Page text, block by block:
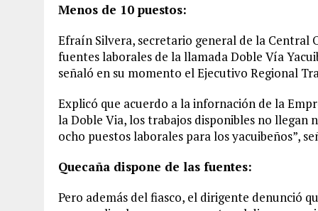
Menos de 10 puestos:
Efraín Silvera, secretario general de la Central
fuentes laborales de la llamada Doble Vía
señaló en su momento el Ejecutivo Regional
Explicó que acuerdo a la infornación de la
la Doble Via, los trabajos disponibles no llegan
ocho puestos laborales para los yacuibeños”,
Quecaña dispone de las fuentes:
Pero además del fiasco, el dirigente denunció